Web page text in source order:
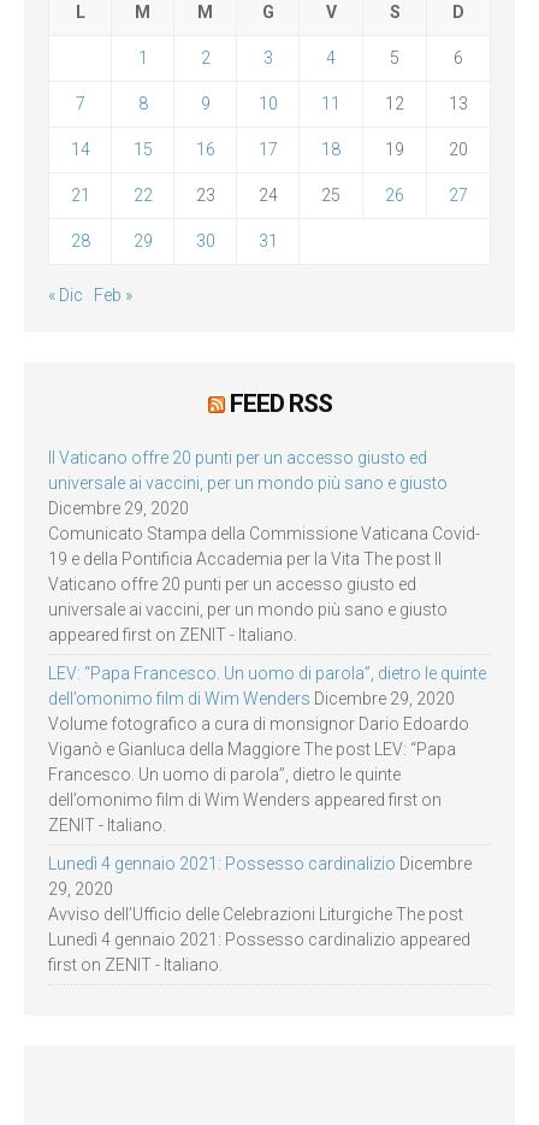
L M M G V S D
1 2 3 4 5 6
7 8 9 10 11 12 13
14 15 16 17 18 19 20
21 22 23 24 25 26 27
28 29 30 31
« Dic Feb »
FEED RSS
Il Vaticano offre 20 punti per un accesso giusto ed
universale ai vaccini, per un mondo più sano e giusto
Dicembre 29, 2020
Comunicato Stampa della Commissione Vaticana Covid-
19 e della Pontificia Accademia per la Vita The post Il
Vaticano offre 20 punti per un accesso giusto ed
universale ai vaccini, per un mondo più sano e giusto
appeared first on ZENIT - Italiano.
LEV: “Papa Francesco. Un uomo di parola”, dietro le quinte
dell’omonimo film di Wim Wenders Dicembre 29, 2020
Volume fotografico a cura di monsignor Dario Edoardo
Viganò e Gianluca della Maggiore The post LEV: “Papa
Francesco. Un uomo di parola”, dietro le quinte
dell’omonimo film di Wim Wenders appeared first on
ZENIT - Italiano.
Lunedì 4 gennaio 2021: Possesso cardinalizio Dicembre
29, 2020
Avviso dell’Ufficio delle Celebrazioni Liturgiche The post
Lunedì 4 gennaio 2021: Possesso cardinalizio appeared
first on ZENIT - Italiano.